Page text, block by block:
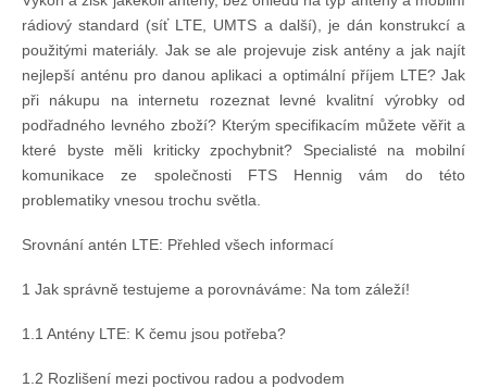
Ochrana osobních údajů
Legislativa
Legislativní proces
Lodě - technika (tech. způsobilost)
rádiový standard (síť LTE, UMTS a další), je dán konstrukcí a
použitými materiály. Jak se ale projevuje zisk antény a jak najít
nejlepší anténu pro danou aplikaci a optimální příjem LTE? Jak
při nákupu na internetu rozeznat levné kvalitní výrobky od
podřadného levného zboží? Kterým specifikacím můžete věřit a
které byste měli kriticky zpochybnit? Specialisté na mobilní
komunikace ze společnosti FTS Hennig vám do této
problematiky vnesou trochu světla.
Srovnání antén LTE: Přehled všech informací
1 Jak správně testujeme a porovnáváme: Na tom záleží!
1.1 Antény LTE: K čemu jsou potřeba?
1.2 Rozlišení mezi poctivou radou a podvodem